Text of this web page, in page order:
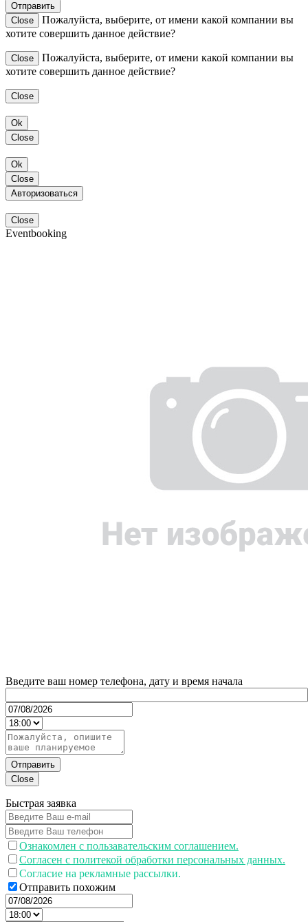
Отправить
Close
Пожалуйста, выберите, от имени какой компании вы
хотите совершить данное действие?
Close
Пожалуйста, выберите, от имени какой компании вы
хотите совершить данное действие?
Close
Ok
Close
Ok
Close
Авторизоваться
Close
Eventbooking
Введите ваш номер телефона, дату и время начала
Отправить
Close
Быстрая заявка
Ознакомлен с пользавательским соглашением.
Согласен с политекой обработки персональных данных.
Согласие на рекламные рассылки.
Отправить похожим